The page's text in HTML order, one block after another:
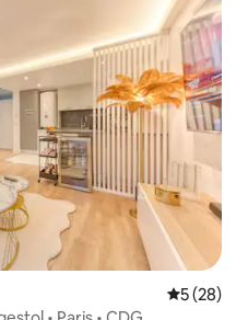
5 av 5 i
5 (28)